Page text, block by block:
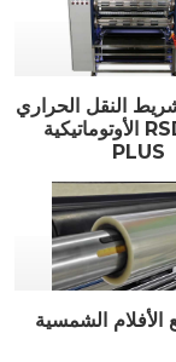
النقل الحراري
الأوتوماتيكية RSDS8 H
PLUS
الأفلام الشمسية